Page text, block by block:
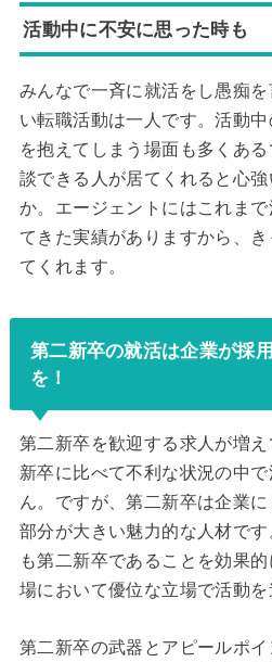
活動中に不安に思った時も
みんなで一斉に就活をし愚痴
い転職活動は一人です。活動
を抱えてしまう場面も多くあ
談できる人が居てくれると心
か。エージェントにはこれま
てきた実績がありますから、
てくれます。
第二新卒の就活は企業が採
を！
第二新卒を歓迎する求人が増
新卒に比べて不利な状況の中
ん。ですが、第二新卒は企業
部分が大きい魅力的な人材で
も第二新卒であることを効果
場において優位な立場で活動を
第二新卒の武器とアピールポ